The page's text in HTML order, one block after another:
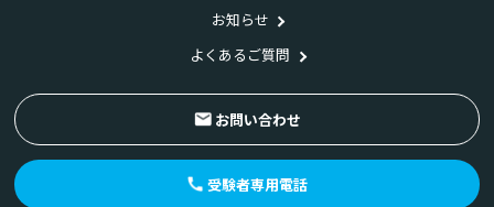
お知らせ
よくあるご質問
お問い合わせ
受験者専用電話